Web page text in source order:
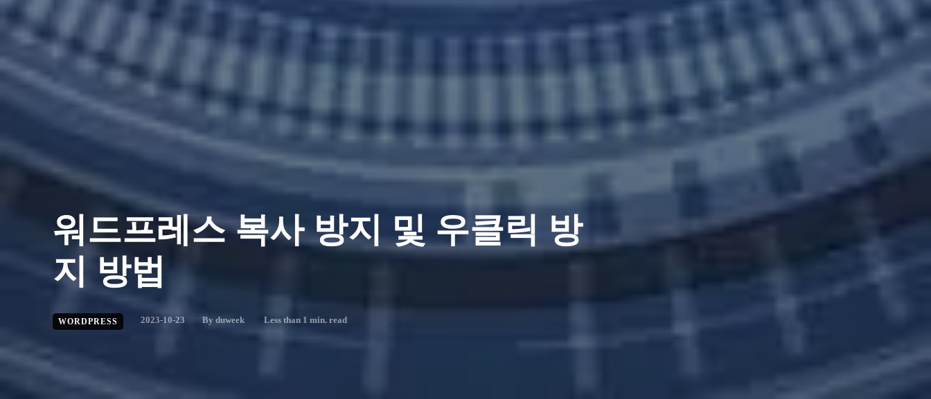
워드프레스 복사 방지 및 우클릭 방
지 방법
WORDPRESS 2023-10-23 By duweek Less than 1 min. read